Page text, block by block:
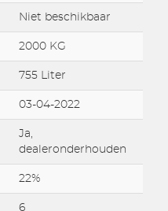
Niet beschikbaar
2000 KG
755 Liter
03-04-2022
Ja,
dealeronderhouden
22%
6